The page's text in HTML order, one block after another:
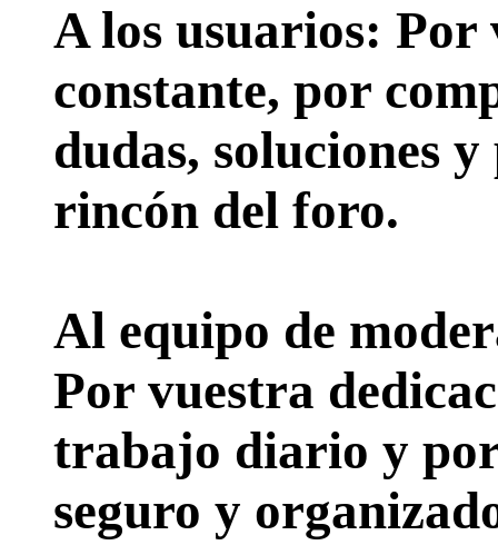
A los usuarios: Por
constante, por
dudas, soluciones
rincón del foro.
Al equipo de
Por vuestra
trabajo diario y por
seguro y